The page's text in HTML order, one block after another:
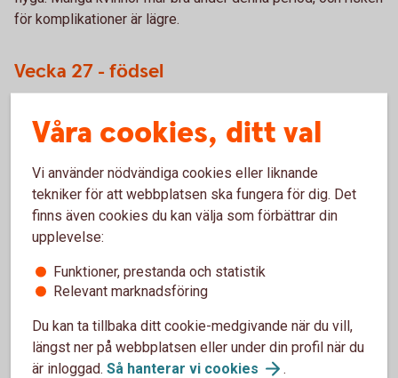
för komplikationer är lägre.
Vecka 27 - födsel
når eller överstiger 28–36 veckor, beroende på bolagets
policy. Kontrollera restriktionerna innan du bokar.
Hur kan en försäkring hjälpa?
Avbokning och ombokning
Se över försäkringens täckning för avbokning eller
ombokning av flygningen på grund av graviditetsrelaterade
skäl.
Våra cookies, ditt val
Vi använder nödvändiga cookies eller liknande
tekniker för att webbplatsen ska fungera för dig. Det
finns även cookies du kan välja som förbättrar din
upplevelse:
Funktioner, prestanda och statistik
Relevant marknadsföring
Du kan ta tillbaka ditt cookie-medgivande när du vill,
längst ner på webbplatsen eller under din profil när du
är inloggad. Så hanterar vi cookies .